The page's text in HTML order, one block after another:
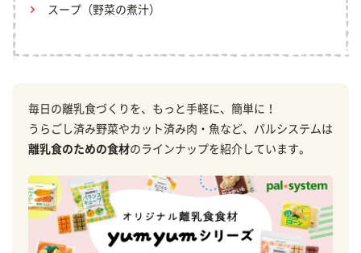
スープ（野菜の煮汁）
毎日の離乳食づくりを、もっと手軽に、簡単に！
うらごし済み野菜やカット済み肉・魚など、パルシステムは
離乳食のための食材のラインナップを紹介しています。